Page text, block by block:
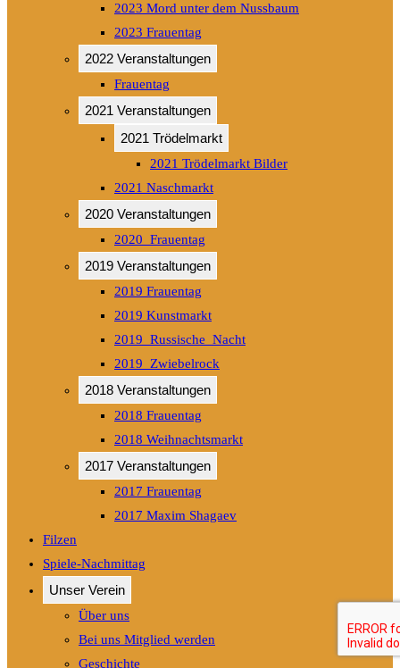
2023 Mord unter dem Nussbaum
2023 Frauentag
2022 Veranstaltungen
Frauentag
2021 Veranstaltungen
2021 Trödelmarkt
2021 Trödelmarkt Bilder
2021 Naschmarkt
2020 Veranstaltungen
2020_Frauentag
2019 Veranstaltungen
2019 Frauentag
2019 Kunstmarkt
2019_Russische_Nacht
2019_Zwiebelrock
2018 Veranstaltungen
2018 Frauentag
2018 Weihnachtsmarkt
2017 Veranstaltungen
2017 Frauentag
2017 Maxim Shagaev
Filzen
Spiele-Nachmittag
Unser Verein
Über uns
Bei uns Mitglied werden
Geschichte